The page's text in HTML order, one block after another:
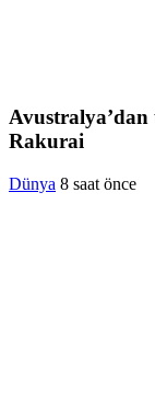
Rakurai
Dünya 8 saat önce